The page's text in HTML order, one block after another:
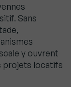
Sans
y ouvrent
projets locatifs